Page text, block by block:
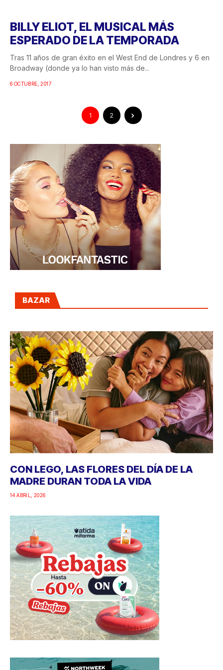
BILLY ELIOT, EL MUSICAL MÁS
ESPERADO DE LA TEMPORADA
Tras 11 años de gran éxito en el West End de Londres y 6 en
Broadway (donde ya lo han visto más de...
6 OCTUBRE, 2017
1 2
BAZAR
CON LEGO, LAS FLORES DEL DÍA DE LA
MADRE DURAN TODA LA VIDA
14 ABRIL, 2026